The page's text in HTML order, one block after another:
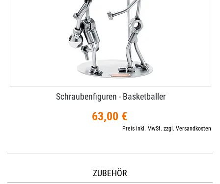
Schraubenfiguren - Basketballer
63,00 €
Preis inkl. MwSt. zzgl. Versandkosten
ZUBEHÖR